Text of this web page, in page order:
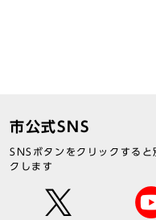
市公式SNS
SNSボタンをクリックする
クします